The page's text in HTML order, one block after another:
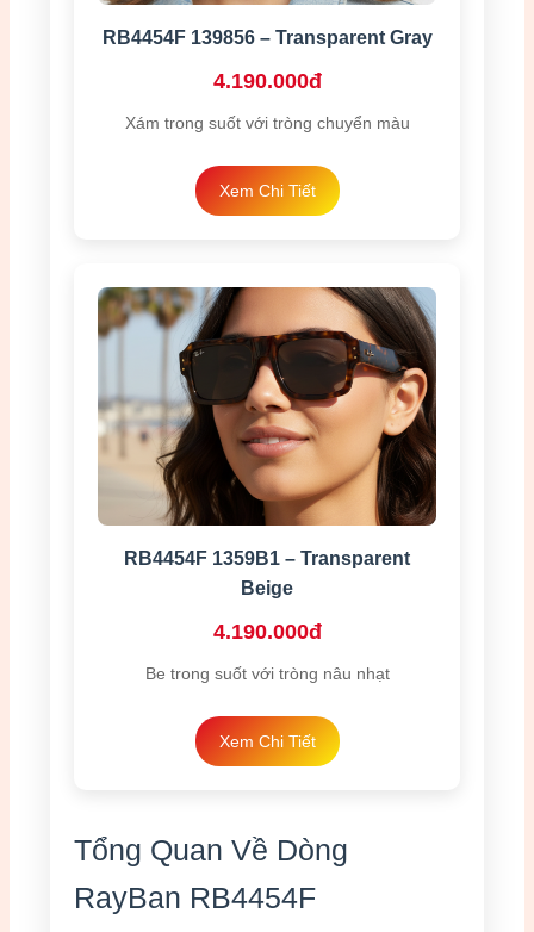
RB4454F 139856 – Transparent Gray
4.190.000đ
Xám trong suốt với tròng chuyển màu
Xem Chi Tiết
RB4454F 1359B1 – Transparent
Beige
4.190.000đ
Be trong suốt với tròng nâu nhạt
Xem Chi Tiết
Tổng Quan Về Dòng
RayBan RB4454F